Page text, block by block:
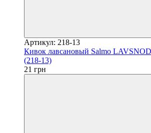
Артикул: 218-13
Кивок лавсановый Salmo
(218-13)
21 грн